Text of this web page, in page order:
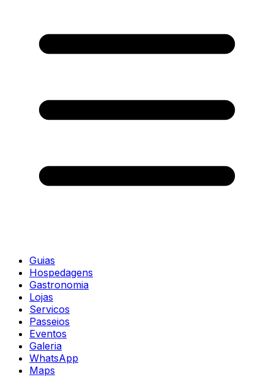
Guias
Hospedagens
Gastronomia
Lojas
Servicos
Passeios
Eventos
Galeria
WhatsApp
Maps